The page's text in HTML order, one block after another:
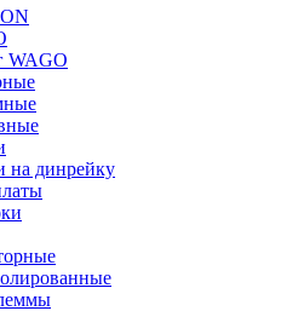
WAGO
на динрейку